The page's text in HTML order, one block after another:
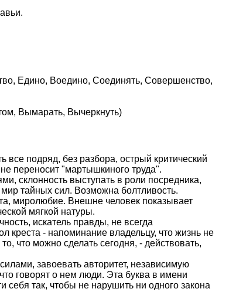
Едино, Воедино, Соединять, Совершенство,
Вымарать, Вычеркнуть)
все подряд, без разбора, острый критический
переносит "мартышкиного труда".
склонность выступать в роли посредника,
тайных сил. Возможна болтливость.
миролюбие. Внешне человек показывает
мягкой натуры.
искатель правды, не всегда
- напоминание владельцу, что жизнь не
что можно сделать сегодня, - действовать,
завоевать авторитет, независимую
говорят о нем люди. Эта буква в имени
себя так, чтобы не нарушить ни одного закона